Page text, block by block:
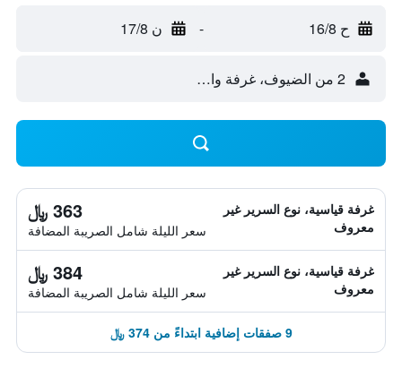
ح 16/8 - ن 17/8
2 من الضيوف، غرفة واحدة
غرفة قياسية، نوع السرير غير
معروف
363 ﷼
سعر الليلة شامل الصريبة المضافة
غرفة قياسية، نوع السرير غير
معروف
384 ﷼
سعر الليلة شامل الصريبة المضافة
9 صفقات إضافية ابتداءً من 374 ﷼